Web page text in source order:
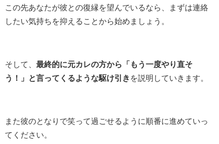
この先あなたが彼との復縁を望んでいるなら、まずは連絡
したい気持ちを抑えることから始めましょう。
そして、 最終的に元カレの方から「もう一度やり直そ
う！」と言ってくるような駆け引き を説明していきます。
また彼のとなりで笑って過ごせるように順番に進めていっ
てください。